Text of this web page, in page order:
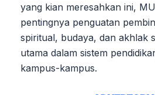
yang kian meresahkan ini,
pentingnya penguatan
spiritual, budaya, dan akhlak
utama dalam sistem
kampus-kampus.